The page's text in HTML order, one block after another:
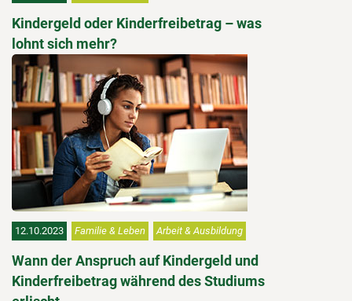
Kindergeld oder Kinderfreibetrag – was
lohnt sich mehr?
12.10.2023 Familie & Leben Arbeit & Ausbildung
Wann der Anspruch auf Kindergeld und
Kinderfreibetrag während des Studiums